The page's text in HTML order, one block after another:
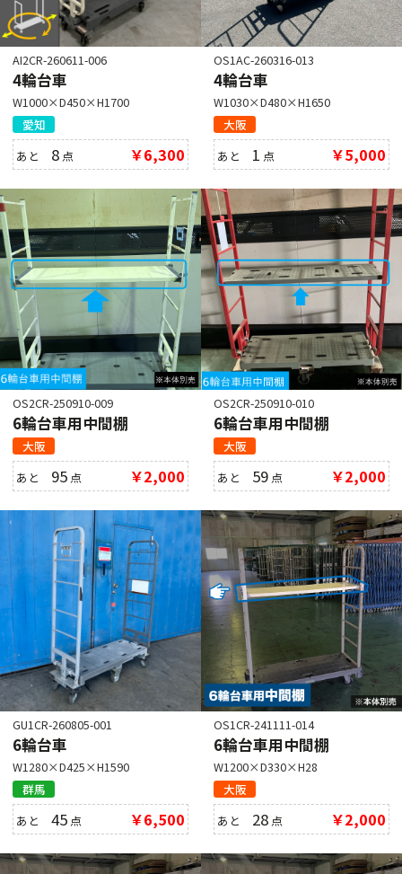
AI2CR-260611-006
4輪台車
W1000×D450×H1700
愛知
あと 8 点 ￥6,300
OS1AC-260316-013
4輪台車
W1030×D480×H1650
大阪
あと 1 点 ￥5,000
OS2CR-250910-009
6輪台車用中間棚
大阪
あと 95 点 ￥2,000
OS2CR-250910-010
6輪台車用中間棚
大阪
あと 59 点 ￥2,000
GU1CR-260805-001
6輪台車
W1280×D425×H1590
群馬
あと45 点 ￥6,500
OS1CR-241111-014
6輪台車用中間棚
W1200×D330×H28
大阪
あと 28 点 ￥2,000